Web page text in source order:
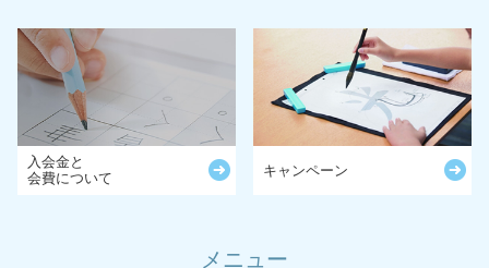
入会金と
会費について
キャンペーン
メニュー